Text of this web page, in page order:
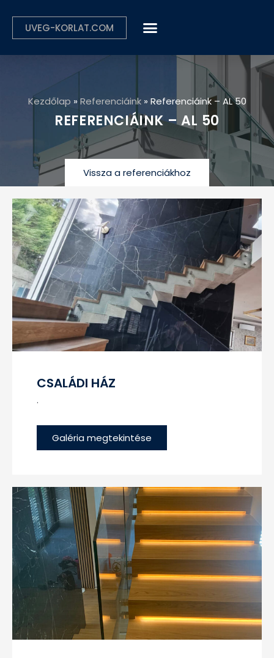
UVEG-KORLAT.COM
Kezdőlap » Referenciáink» Referenciáink – AL 50
REFERENCIÁINK – AL 50
Vissza a referenciákhoz
CSALÁDI HÁZ
.
Galéria megtekintése